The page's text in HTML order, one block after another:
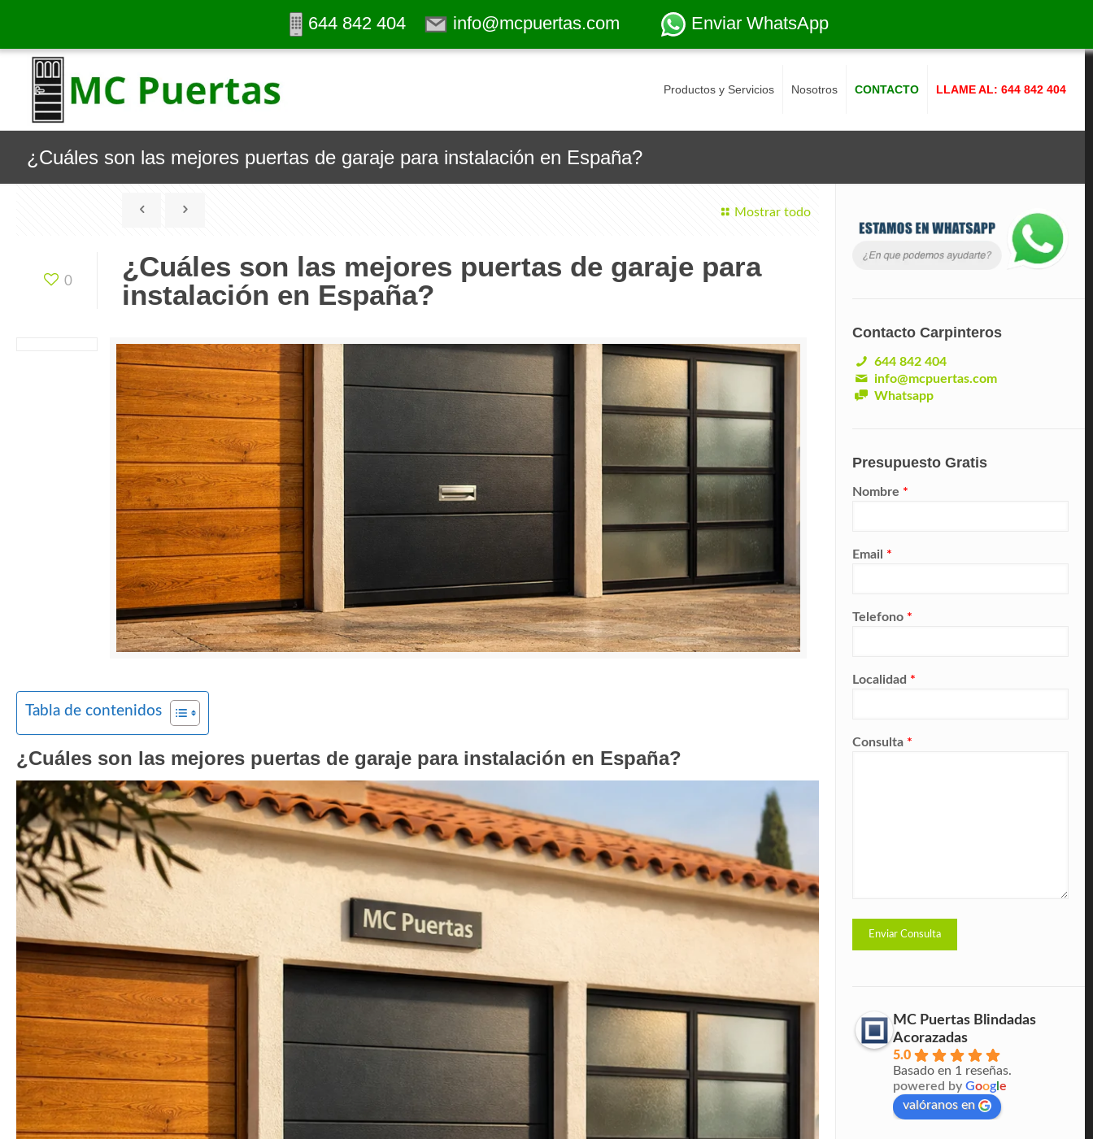
644 842 404 info@mcpuertas.com Enviar WhatsApp
Productos y Servicios Nosotros CONTACTO LLAME AL: 644 842 404
¿Cuáles son las mejores puertas de garaje para instalación en España?
Mostrar todo
0
¿Cuáles son las mejores puertas de garaje para
instalación en España?
Tabla de contenidos
¿Cuáles son las mejores puertas de garaje para instalación en España?
Contacto Carpinteros
644 842 404
info@mcpuertas.com
Whatsapp
Presupuesto Gratis
Nombre *
Email *
Telefono *
Localidad *
Consulta *
MC Puertas Blindadas
Acorazadas
5.0
Basado en 1 reseñas.
powered byGoog le
valóranos en